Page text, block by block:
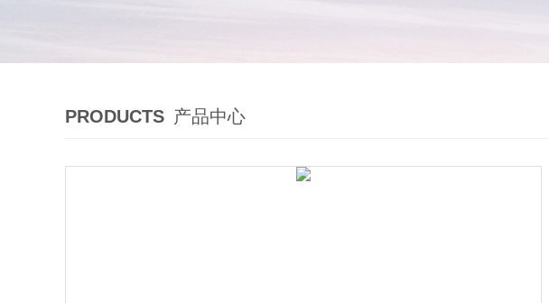
PRODUCTS 产品中心